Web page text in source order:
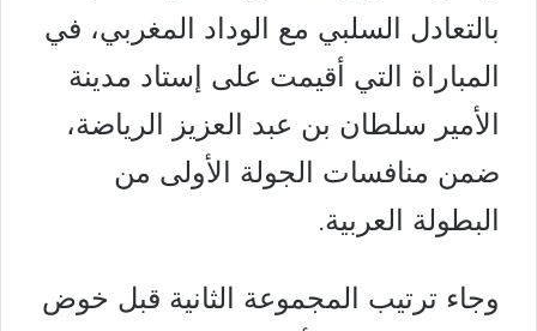
بالتعادل السلبي مع الوداد المغربي، في
المباراة التي أقيمت على إستاد مدينة
الأمير سلطان بن عبد العزيز الرياضة،
ضمن منافسات الجولة الأولى من
البطولة العربية.
وجاء ترتيب المجموعة الثانية قبل خوض